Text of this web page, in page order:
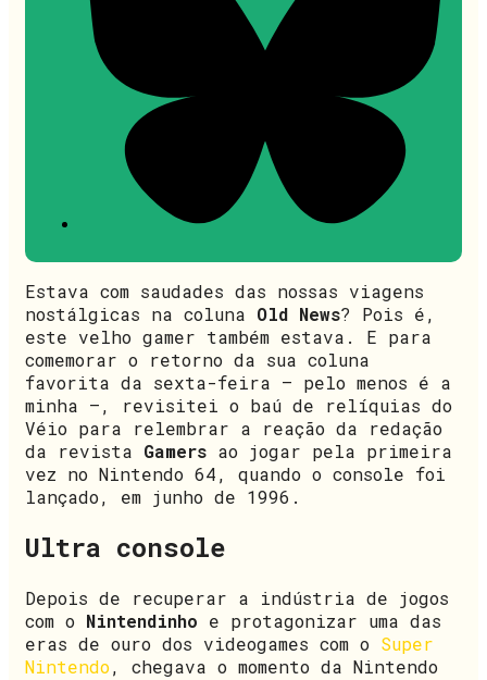
Estava com saudades das nossas viagens
nostálgicas na coluna Old News? Pois é,
este velho gamer também estava. E para
comemorar o retorno da sua coluna
favorita da sexta-feira – pelo menos é a
minha –, revisitei o baú de relíquias do
Véio para relembrar a reação da redação
da revista Gamers ao jogar pela primeira
vez no Nintendo 64, quando o console foi
lançado, em junho de 1996.
Ultra console
Depois de recuperar a indústria de jogos
com o Nintendinho e protagonizar uma das
eras de ouro dos videogames com o Super
Nintendo, chegava o momento da Nintendo